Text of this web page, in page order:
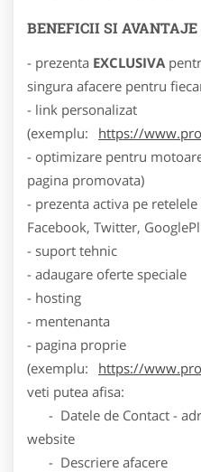
BENEFICII SI AVANTAJE
- prezenta EXCLUSIVA
singura afacere pentru
- link personalizat
(exemplu:
https://
- optimizare pentru
pagina promovata)
- prezenta activa pe
Facebook, Twitter,
- suport tehnic
- adaugare oferte speciale
- hosting
- mentenanta
- pagina proprie
(exemplu:
https://
veti putea afisa:
- Datele de Contact -
website
- Descriere afacere